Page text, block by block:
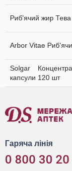
Риб'ячий жир
Arbor Vitae
Solgar
капсули 120 шт
Гаряча лінія
0 800 30 20